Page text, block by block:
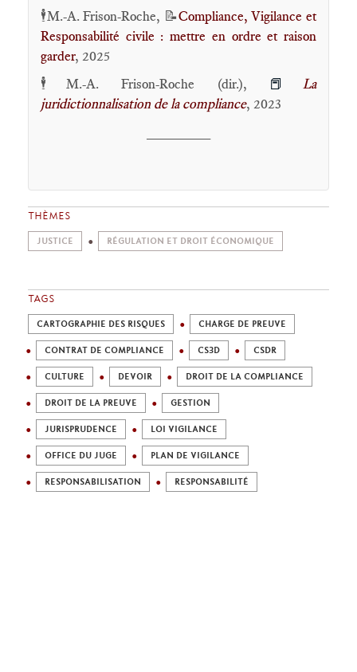
🕴️M.-A. Frison-Roche, 📝Compliance, Vigilance et
Responsabilité civile : mettre en ordre et raison
garder, 2025
🕴️M.-A. Frison-Roche (dir.), 📕La
juridictionnalisation de la compliance, 2023
THÈMES
JUSTICE RÉGULATION ET DROIT ÉCONOMIQUE
TAGS
CARTOGRAPHIE DES RISQUES CHARGE DE PREUVE
CONTRAT DE COMPLIANCE CS3D CSDR
CULTURE DEVOIR DROIT DE LA COMPLIANCE
DROIT DE LA PREUVE GESTION
JURISPRUDENCE LOI VIGILANCE
OFFICE DU JUGE PLAN DE VIGILANCE
RESPONSABILISATION RESPONSABILITÉ